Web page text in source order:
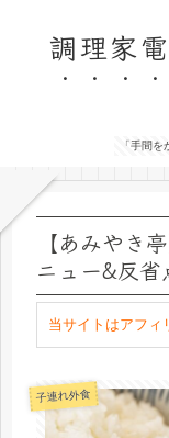
調理家
「手間
【あみやき
ニュー&反省
当サイトはアフィ
子連れ外食